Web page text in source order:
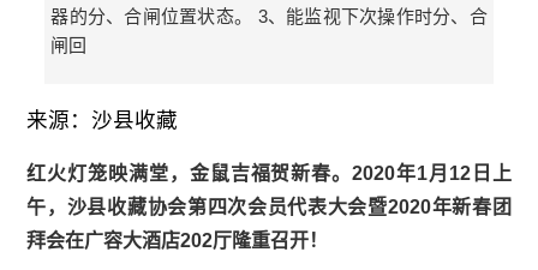
器的分、合闸位置状态。 3、能监视下次操作时分、合
闸回
来源：沙县收藏
红火灯笼映满堂，金鼠吉福贺新春。2020年1月12日上
午，沙县收藏协会第四次会员代表大会暨2020年新春团
拜会在广容大酒店202厅隆重召开！